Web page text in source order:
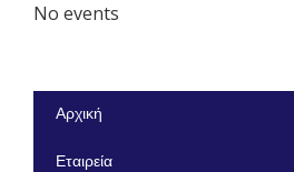
No events
Αρχική
Εταιρεία